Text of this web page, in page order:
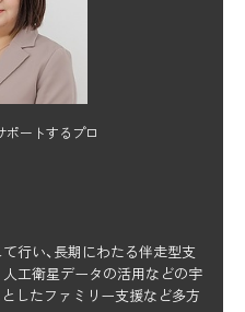
ポートするプロ
行い、長期にわたる伴走型支
工衛星データの活用などの宇
としたファミリー支援など多方